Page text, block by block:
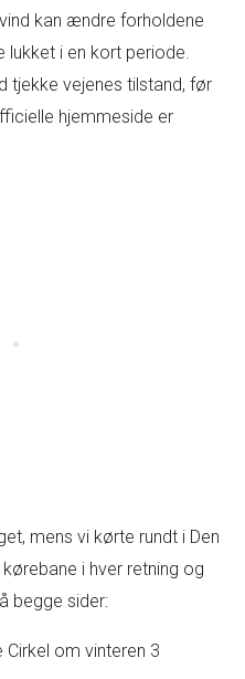
kan ændre forholdene
i en kort periode.
tjekke vejenes tilstand, før
hjemmeside er
mens vi kørte rundt i Den
i hver retning og
begge sider: